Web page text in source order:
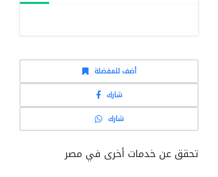
أضف للمفضلة
شارك
شارك
تحقق عن خدمات أخرى في مصر